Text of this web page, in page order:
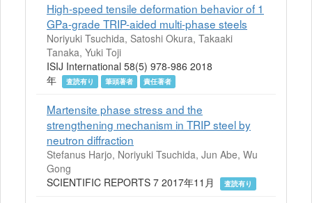
High-speed tensile deformation behavior of 1
GPa-grade TRIP-aided multi-phase steels
Noriyuki Tsuchida, Satoshi Okura, Takaaki
Tanaka, Yuki Toji
ISIJ International 58(5) 978-986 2018
年
査読有り 筆頭著者 責任著者
Martensite phase stress and the
strengthening mechanism in TRIP steel by
neutron diffraction
Stefanus Harjo, Noriyuki Tsuchida, Jun Abe, Wu
Gong
SCIENTIFIC REPORTS 7 2017年11月
査読有り